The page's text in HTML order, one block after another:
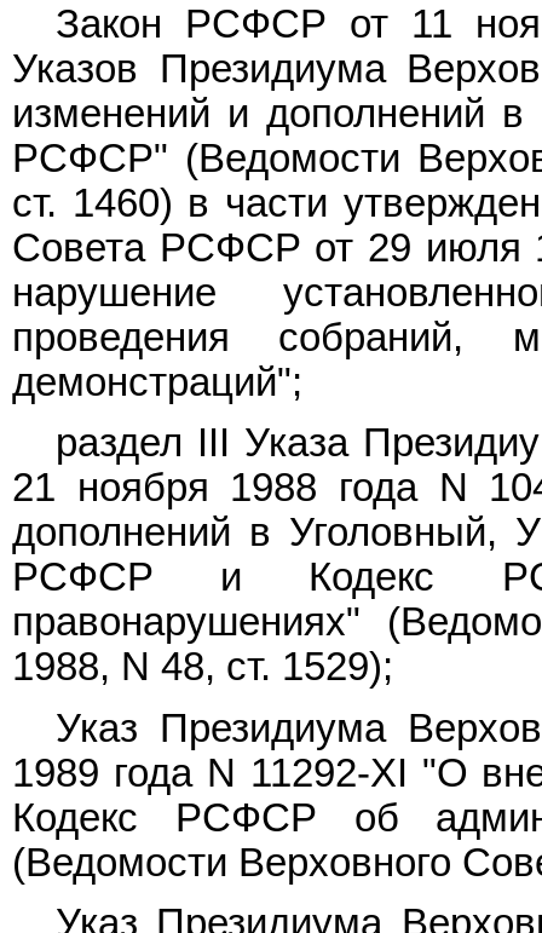
Закон РСФСР от 11
Указов Президиума
изменений и дополнений в
РСФСР" (Ведомости
ст. 1460) в части
Совета РСФСР от 29 июля
нарушение
проведения собраний,
демонстраций";
раздел III Указа
21 ноября 1988 года N
дополнений в Уголовный,
РСФСР и Кодекс
правонарушениях"
1988, N 48, ст. 1529);
Указ Президиума
1989 года N 11292-XI "О
Кодекс РСФСР об
(Ведомости Верховного
Указ Президиума